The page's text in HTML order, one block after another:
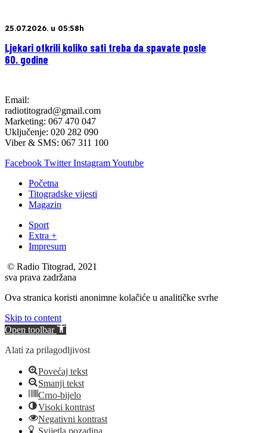
25.07.2026. u 05:58h
Ljekari otkrili koliko sati treba da spavate posle
60. godine
Email:
radiotitograd@gmail.com
Marketing: 067 470 047
Uključenje: 020 282 090
Viber & SMS: 067 311 100
Facebook Twitter InstagramYoutube
Početna
Titogradske vijesti
Magazin
Sport
Extra +
Impresum
© Radio Titograd, 2021
sva prava zadržana
Ova stranica koristi anonimne kolačiće u analitičke svrhe
Skip to content
Open toolbar
Alati za prilagodljivost
Povećaj tekst
Smanji tekst
Crno-bijelo
Visoki kontrast
Negativni kontrast